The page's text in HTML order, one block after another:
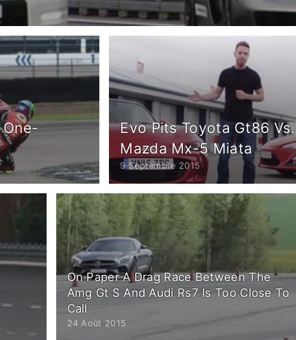
Evo Pits Toyota Gt86 Vs.
Mazda Mx-5 Miata
9 Septembre 2015
On Paper A Drag Race Between The
Amg Gt S And Audi Rs7 Is Too Close To
Call
24 Août 2015